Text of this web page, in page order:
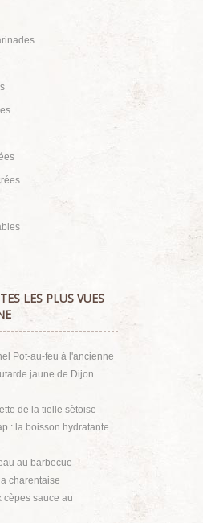
LES PLUS VUES
Pot-au-feu à l'ancienne
jaune de Dijon
de la tielle sètoise
: la boisson hydratante
au barbecue
charentaise
cèpes sauce au